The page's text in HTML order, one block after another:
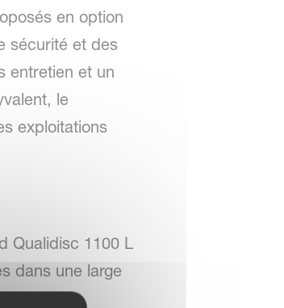
en option
sécurité et des
entretien et un
le
exploitations
Qualidisc 1100 L
dans une large